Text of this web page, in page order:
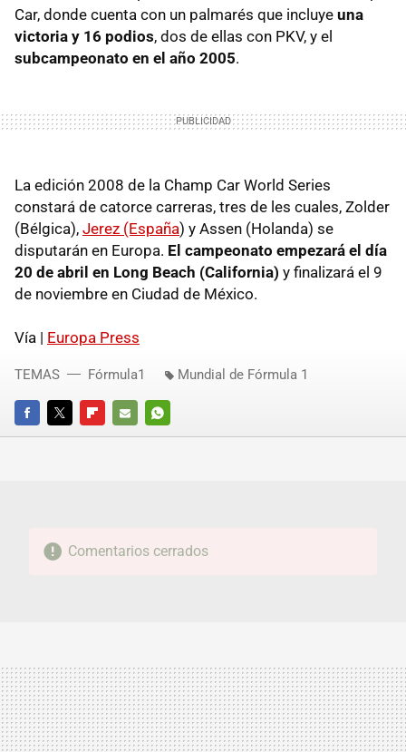
Car, donde cuenta con un palmarés que incluye una
victoria y 16 podios, dos de ellas con PKV, y el
subcampeonato en el año 2005.
La edición 2008 de la Champ Car World Series
constará de catorce carreras, tres de les cuales, Zolder
(Bélgica), Jerez (España) y Assen (Holanda) se
disputarán en Europa. El campeonato empezará el día
20 de abril en Long Beach (California) y finalizará el 9
de noviembre en Ciudad de México.
Vía | Europa Press
FACEBOOKTWITTERFLIPBOARD
E-
WHATSAPP
TEMAS Fórmula1 Mundial de Fórmula 1
Comentarios cerrados